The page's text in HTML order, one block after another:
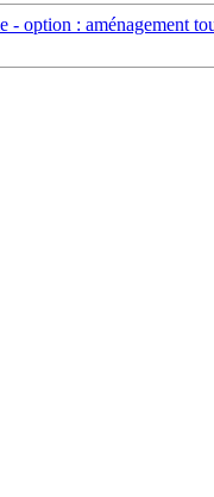
- option : aménagement